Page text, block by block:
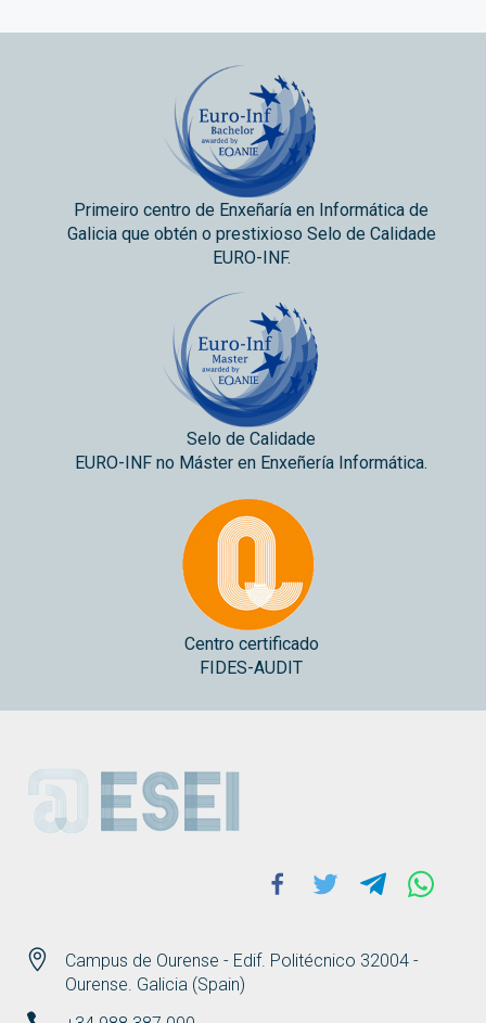
Primeiro centro de Enxeñaría en Informática de
Galicia que obtén o prestixioso Selo de Calidade
EURO-INF.
Selo de Calidade
EURO-INF no Máster en Enxeñería Informática.
Centro certificado
FIDES-AUDIT
ESEI
Campus de Ourense - Edif. Politécnico 32004 -
Ourense. Galicia (Spain)
Facebook
Twitter Telegram